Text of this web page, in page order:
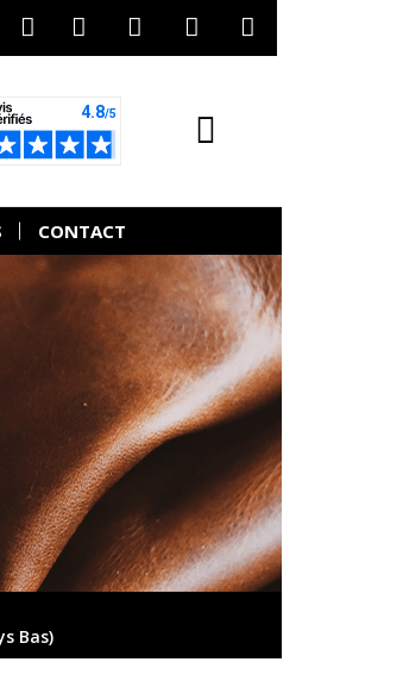
CONTACT
Bas)